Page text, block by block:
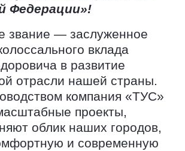
Федерации»!
звание — заслуженное
вклада
в развитие
отрасли нашей страны.
компания «ТУС»
проекты,
облик наших городов,
и современную